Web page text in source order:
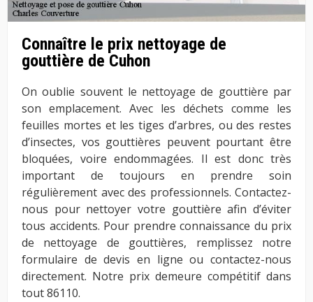
Connaître le prix nettoyage de
gouttière de Cuhon
On oublie souvent le nettoyage de gouttière par
son emplacement. Avec les déchets comme les
feuilles mortes et les tiges d’arbres, ou des restes
d’insectes, vos gouttières peuvent pourtant être
bloquées, voire endommagées. Il est donc très
important de toujours en prendre soin
régulièrement avec des professionnels. Contactez-
nous pour nettoyer votre gouttière afin d’éviter
tous accidents. Pour prendre connaissance du prix
de nettoyage de gouttières, remplissez notre
formulaire de devis en ligne ou contactez-nous
directement. Notre prix demeure compétitif dans
tout 86110.